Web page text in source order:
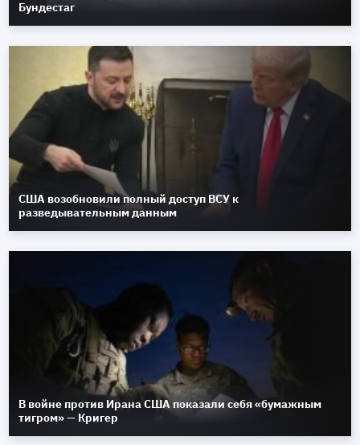
Бундестаг
США возобновили полный доступ ВСУ к
разведывательным данным
В войне против Ирана США показали себя «бумажным
тигром» — Кригер